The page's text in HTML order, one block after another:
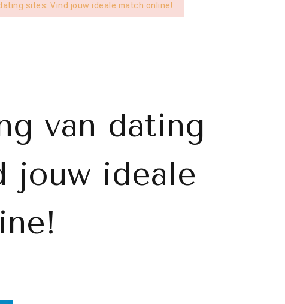
sites: Vind jouw ideale match online!
van dating
jouw ideale